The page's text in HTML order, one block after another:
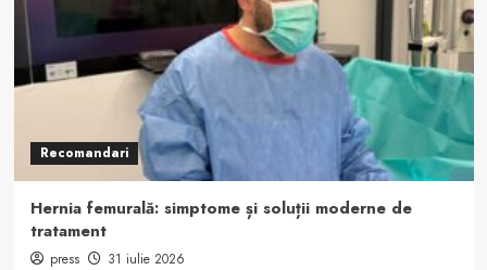
Recomandari
Hernia femurală: simptome și soluții moderne de
tratament
press 31 iulie 2026